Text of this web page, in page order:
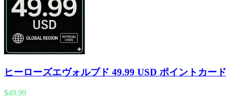
ヒーローズエヴォルブド 49.99 USD ポイントカー
$49.99